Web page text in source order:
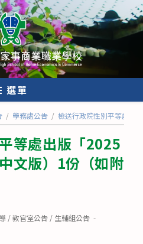
選單
/ 學務處公告 / 檢送行政院性別平等處出
等處出版「2025
文版）1份（如附
/教官室公告 / 生輔組公告